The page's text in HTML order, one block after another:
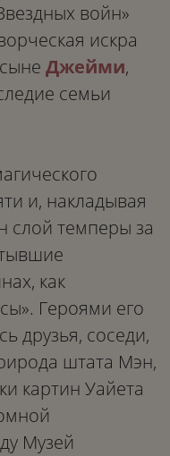
войн»
искра
Джейми,
семьи
и, накладывая
слой темперы за
как
Героями его
друзья, соседи,
штата Мэн,
картин Уайета
Музей